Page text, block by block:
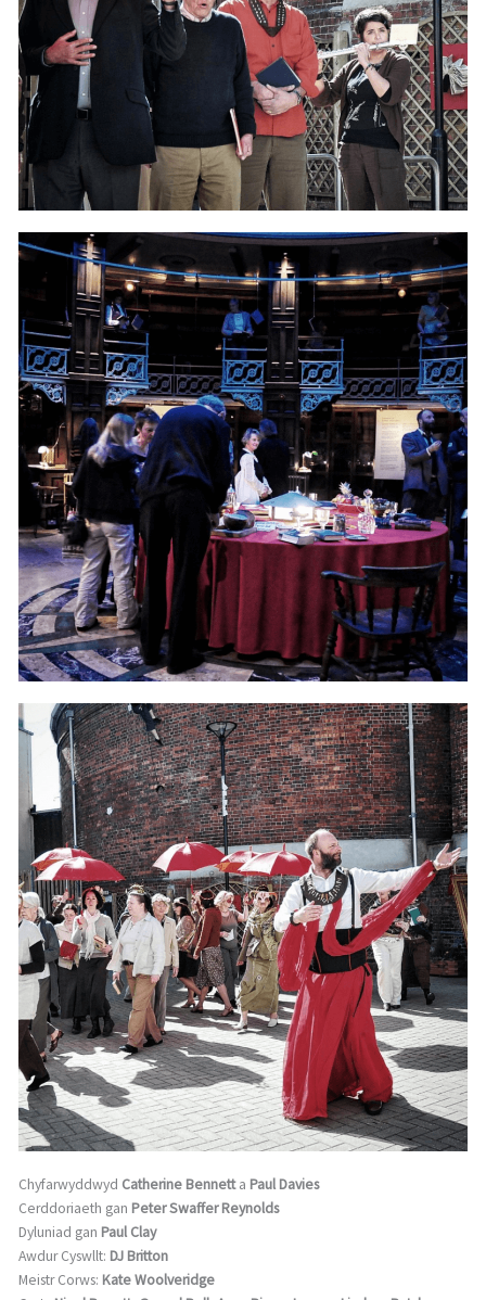
Chyfarwyddwyd Catherine Bennetta Paul Davies
Cerddoriaeth gan Peter Swaffer Reynolds
Dyluniad gan Paul Clay
Awdur Cyswllt: DJ Britton
Meistr Corws: Kate Woolveridge